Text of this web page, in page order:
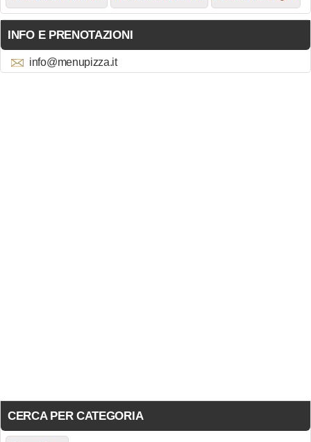
INFO E PRENOTAZIONI
info@menupizza.it
CERCA PER CATEGORIA